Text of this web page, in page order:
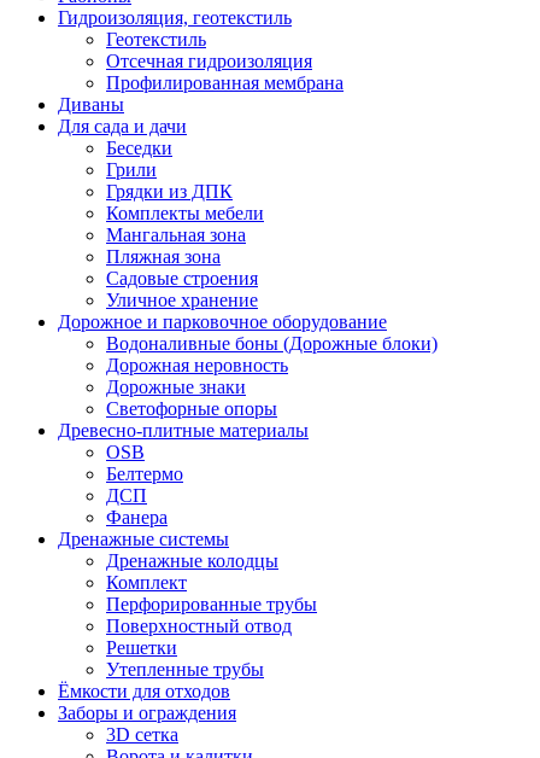
Гидроизоляция, геотекстиль
Геотекстиль
Отсечная гидроизоляция
Профилированная мембрана
Диваны
Для сада и дачи
Беседки
Грили
Грядки из ДПК
Комплекты мебели
Мангальная зона
Пляжная зона
Садовые строения
Уличное хранение
Дорожное и парковочное оборудование
Водоналивные боны (Дорожные блоки)
Дорожная неровность
Дорожные знаки
Светофорные опоры
Древесно-плитные материалы
OSB
Белтермо
ДСП
Фанера
Дренажные системы
Дренажные колодцы
Комплект
Перфорированные трубы
Поверхностный отвод
Решетки
Утепленные трубы
Ёмкости для отходов
Заборы и ограждения
3D сетка